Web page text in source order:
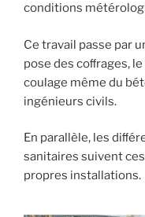
conditions
Ce travail passe par
pose des coﬀrages,
coulage même du
ingénieurs civils.
En parallèle, les
sanitaires suivent
propres installations.